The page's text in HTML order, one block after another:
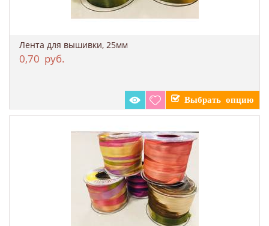
Лента для вышивки, 25мм
0,70 руб.